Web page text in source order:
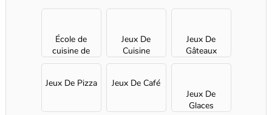
École de
cuisine de
Sara
Jeux De
Cuisine
Jeux De
Gâteaux
Jeux De Pizza
Jeux De Café
Jeux De
Glaces